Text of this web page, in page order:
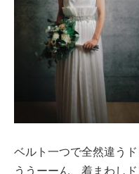
ベルト一つで全然違う
ううーーん、着まわし